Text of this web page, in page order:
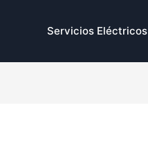
Servicios Eléctricos